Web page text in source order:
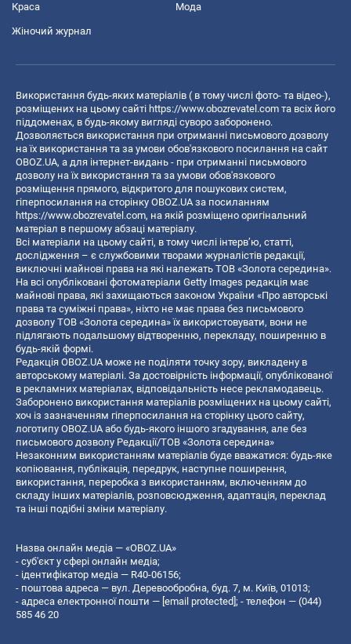
Краса Мода
Жіночий журнал
Використання будь-яких матеріалів ( в тому числі фото- та відео-),
розміщених на цьому сайті https://www.obozrevatel.com та всіх його
піддоменах, в будь-якому вигляді суворо заборонено.
Дозволяється використання при отриманні письмового дозволу
на їх використання та за умови обов'язкового посилання на сайт
OBOZ.UA, а для інтернет-видань - при отриманні письмового
дозволу на їх використання та за умови обов'язкового
розміщення прямого, відкритого для пошукових систем,
гіперпосилання на сторінку OBOZ.UA за посиланням
https://www.obozrevatel.com, на якій розміщено оригінальний
матеріал в першому абзаці матеріалу.
Всі матеріали на цьому сайті, в тому числі інтерв’ю, статті,
дослідження – є службовими творами журналістів редакції,
виключні майнові права на які належать ТОВ «Золота середина».
На всі опубліковані фотоматеріали Getty Images редакція має
майнові права, які захищаються законом України «Про авторські
права та суміжні права», ніхто не має права без письмового
дозволу ТОВ «Золота середина» їх використовувати, вони не
підлягають подальшому відтворенню, перекладу, поширенню в
будь-якій формі.
Редакція OBOZ.UA може не поділяти точку зору, викладену в
авторському матеріалі. За достовірність інформації, опублікованої
в рекламних матеріалах, відповідальність несе рекламодавець.
Заборонено використання матеріалів розміщених на цьому сайті,
хоч із зазначенням гіперпосилання на сторінку цього сайту,
логотипу OBOZ.UA або будь-якого іншого згадування, але без
письмового дозволу Редакції/ТОВ «Золота середина»
Незаконним використанням матеріалів буде вважатися: будь-яке
копiювання, публiкацiя, передрук, наступне поширення,
використання, переробка з використанням, включенням до
складу інших матеріалів, розповсюдження, адаптація, переклад
та інші подібні зміни матеріалу.
Назва онлайн медіа — «OBOZ.UA»
- суб'єкт у сфері онлайн медіа;
- ідентифікатор медіа — R40-06156;
- поштова адреса — вул. Деревообробна, буд. 7, м. Київ, 01013;
- адреса електронної пошти — [email protected] ; - телефон — (044)
585 46 20